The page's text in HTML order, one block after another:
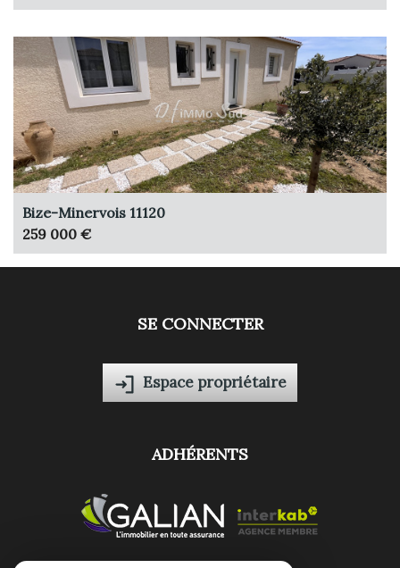
Bize-Minervois 11120
259 000 €
SE CONNECTER
Espace propriétaire
ADHÉRENTS